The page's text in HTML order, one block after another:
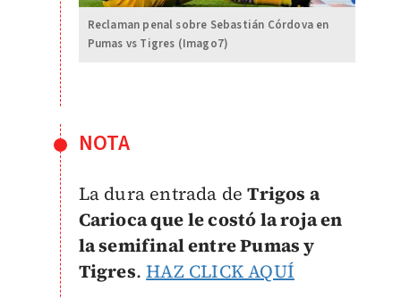
Reclaman penal sobre Sebastián Córdova en
Pumas vs Tigres (Imago7)
NOTA
La dura entrada deTrigos a
Carioca que le costó la roja en
la semifinal entre Pumas y
Tigres.HAZ CLICK AQUÍ